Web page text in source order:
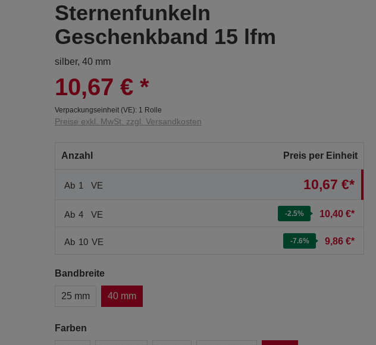
Sternenfunkeln
Geschenkband 15 lfm
silber, 40 mm
10,67 € *
Verpackungseinheit (VE): 1 Rolle
Preise exkl. MwSt. zzgl. Versandkosten
Anzahl Preis per Einheit
Ab 1 VE 10,67 €*
Ab 4 VE -2.5% 10,40 €*
Ab 10 VE -7.6% 9,86 €*
Bandbreite
25 mm 40 mm
Farben